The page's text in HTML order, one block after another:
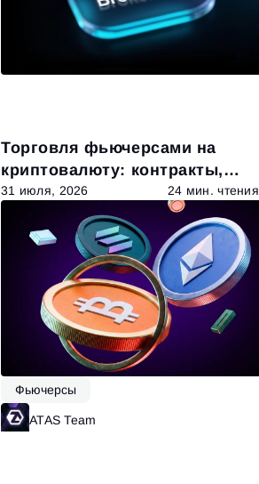
Торговля фьючерсами на
криптовалюту: контракты,
стратегии и анализ рынка
31 июля, 2026 24 мин. чтения
Фьючерсы
ATAS Team